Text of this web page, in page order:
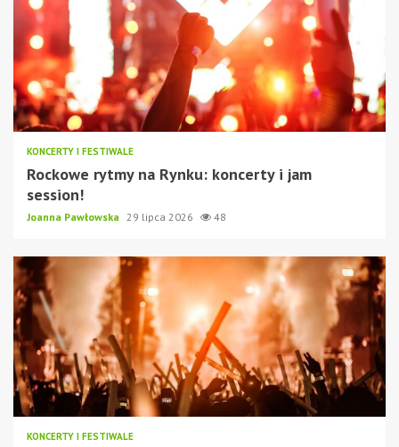
KONCERTY I FESTIWALE
Rockowe rytmy na Rynku: koncerty i jam
session!
Joanna Pawłowska 29 lipca 2026 48
KONCERTY I FESTIWALE